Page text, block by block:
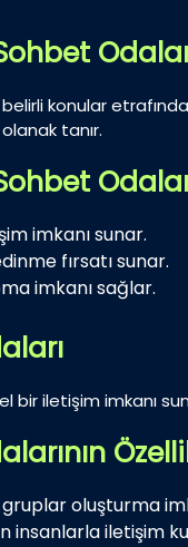
konular
tanır.
imkanı sunar.
fırsatı sunar.
imkanı sağlar.
bir iletişim imkanı
oluşturma
insanlarla iletişim